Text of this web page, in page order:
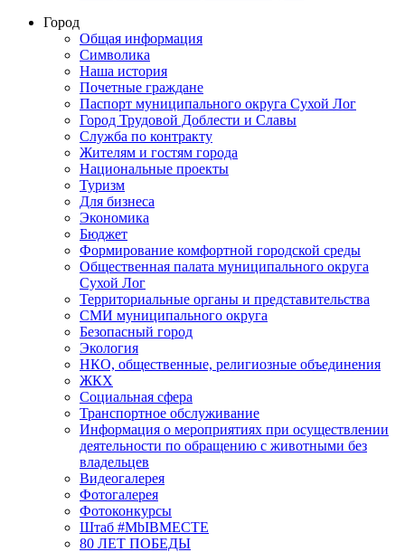
Город
Общая информация
Символика
Наша история
Почетные граждане
Паспорт муниципального округа Сухой Лог
Город Трудовой Доблести и Славы
Служба по контракту
Жителям и гостям города
Национальные проекты
Туризм
Для бизнеса
Экономика
Бюджет
Формирование комфортной городской среды
Общественная палата муниципального округа
Сухой Лог
Территориальные органы и представительства
СМИ муниципального округа
Безопасный город
Экология
НКО, общественные, религиозные объединения
ЖКХ
Социальная сфера
Транспортное обслуживание
Информация о мероприятиях при осуществлении
деятельности по обращению с животными без
владельцев
Видеогалерея
Фотогалерея
Фотоконкурсы
Штаб #MbIBMECTE
80 ЛЕТ ПОБЕДЫ